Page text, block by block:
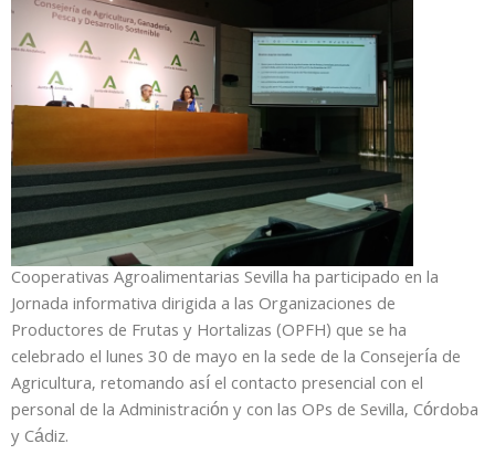
Cooperativas Agroalimentarias Sevilla ha participado en la
Jornada informativa dirigida a las Organizaciones de
Productores de Frutas y Hortalizas (OPFH) que se ha
celebrado el lunes 30 de mayo en la sede de la Consejería de
Agricultura, retomando así el contacto presencial con el
personal de la Administración y con las OPs de Sevilla, Córdoba
y Cádiz.